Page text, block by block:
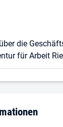
die
für Arbeit